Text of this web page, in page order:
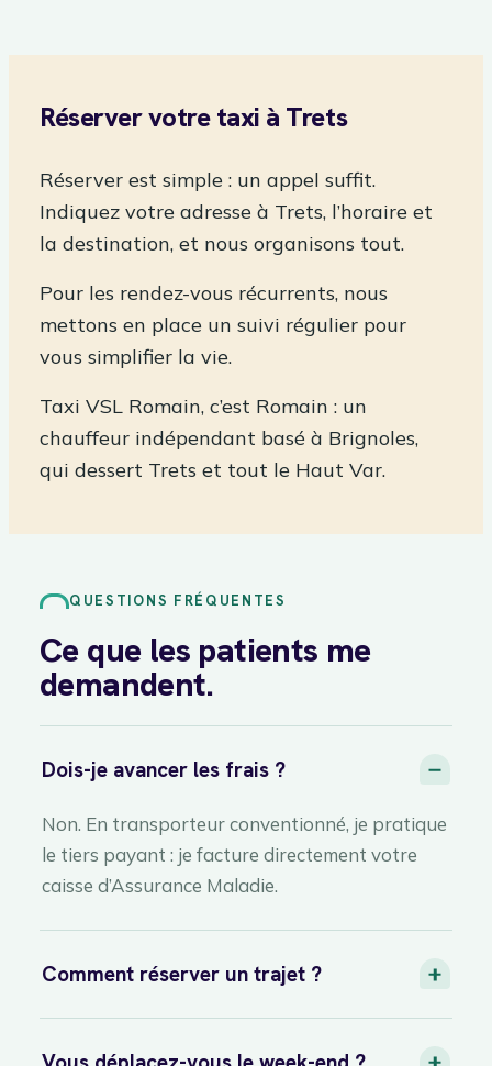
Réserver votre taxi à Trets
Réserver est simple : un appel suffit.
Indiquez votre adresse à Trets, l’horaire et
la destination, et nous organisons tout.
Pour les rendez-vous récurrents, nous
mettons en place un suivi régulier pour
vous simplifier la vie.
Taxi VSL Romain, c’est Romain : un
chauffeur indépendant basé à Brignoles,
qui dessert Trets et tout le Haut Var.
QUESTIONS FRÉQUENTES
Ce que les patients me
demandent.
Dois-je avancer les frais ?
Non. En transporteur conventionné, je pratique
le tiers payant : je facture directement votre
caisse d’Assurance Maladie.
Comment réserver un trajet ?